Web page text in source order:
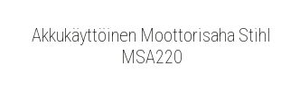
Akkukäyttöinen Moottorisaha Stihl
MSA220